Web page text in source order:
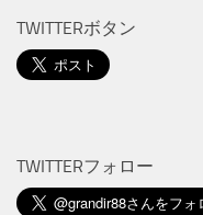
TWITTERボタン
TWITTERフォロー